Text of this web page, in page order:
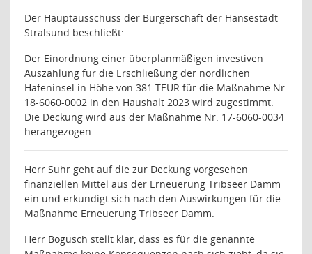
Der Hauptausschuss der Bürgerschaft der Hansestadt
Stralsund beschließt:
Der Einordnung einer überplanmäßigen investiven
Auszahlung für die Erschließung der nördlichen
Hafeninsel in Höhe von 381 TEUR für die Maßnahme Nr.
18-6060-0002 in den Haushalt 2023 wird zugestimmt.
Die Deckung wird aus der Maßnahme Nr. 17-6060-0034
herangezogen.
Herr Suhr geht auf die zur Deckung vorgesehen
finanziellen Mittel aus der Erneuerung Tribseer Damm
ein und erkundigt sich nach den Auswirkungen für die
Maßnahme Erneuerung Tribseer Damm.
Herr Bogusch stellt klar, dass es für die genannte